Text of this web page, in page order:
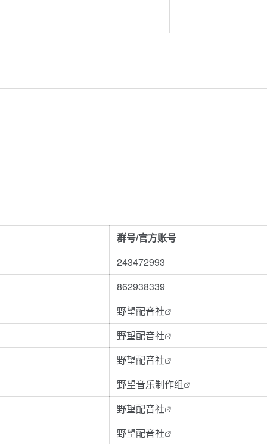
群号/官方账号
243472993
862938339
野望配音社
野望配音社
野望配音社
野望音乐制作组
野望配音社
野望配音社